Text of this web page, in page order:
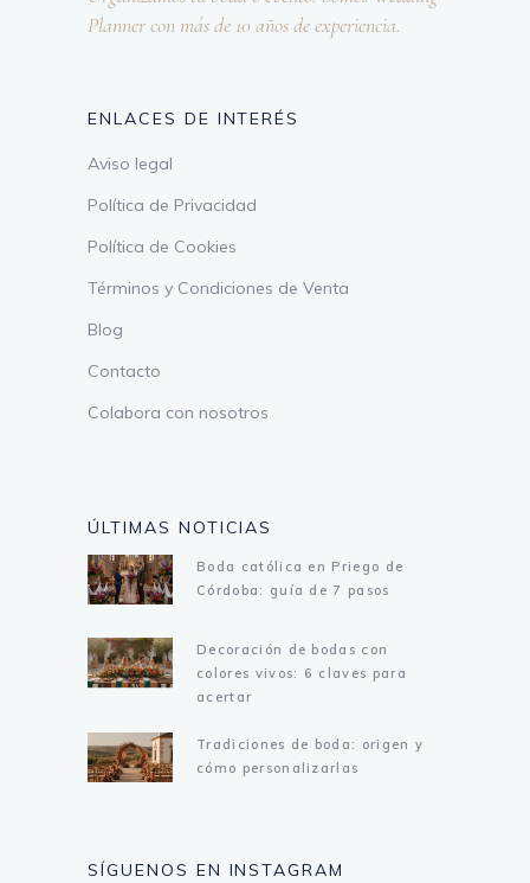
Planner con más de 10 años de experiencia.
ENLACES DE INTERÉS
Aviso legal
Política de Privacidad
Política de Cookies
Términos y Condiciones de Venta
Blog
Contacto
Colabora con nosotros
ÚLTIMAS NOTICIAS
Boda católica en Priego de
Córdoba: guía de 7 pasos
Decoración de bodas con
colores vivos: 6 claves para
acertar
Tradiciones de boda: origen y
cómo personalizarlas
SÍGUENOS EN INSTAGRAM